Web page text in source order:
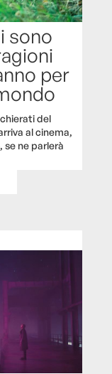
sono
per
del
al cinema,
se ne parlerà